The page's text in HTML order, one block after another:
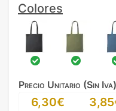
Colores
Precio Unitario (Sin Iva)
6,30€